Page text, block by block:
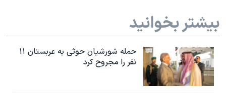
بیشتر بخوانید
حمله شورشیان حوثی به عربستان ۱۱
نفر را مجروح کرد